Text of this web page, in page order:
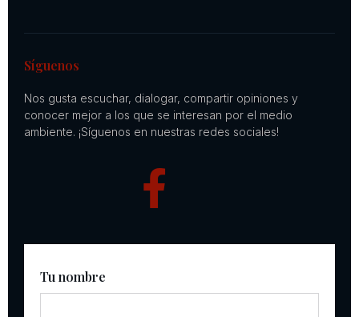
Síguenos
Nos gusta escuchar, dialogar, compartir opiniones y
conocer mejor a los que se interesan por el medio
ambiente. ¡Síguenos en nuestras redes sociales!
Tu nombre